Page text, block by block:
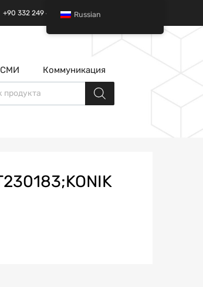
+90 332 249 49 01 | +90 532 685 32 42
СМИ Коммуникация
Russian